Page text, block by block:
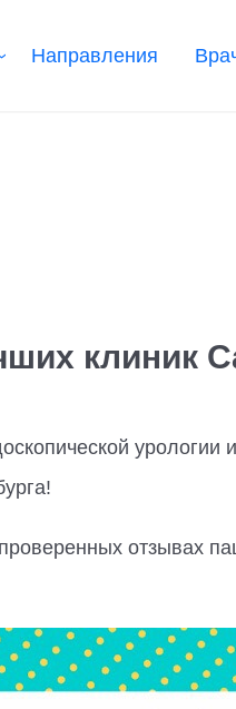
Направления
клиник
отзывах